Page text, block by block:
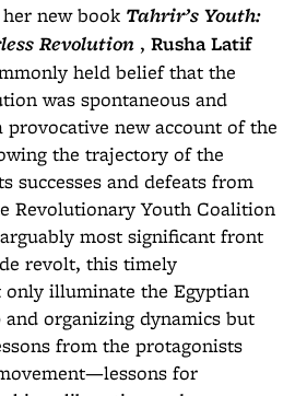
new book Tahrir’s Youth:
Revolution , Rusha Latif
held belief that the
was spontaneous and
provocative new account of the
the trajectory of the
successes and defeats from
Revolutionary Youth Coalition
most significant front
revolt, this timely
illuminate the Egyptian
and organizing dynamics but
from the protagonists
for